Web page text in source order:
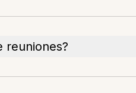
reuniones?